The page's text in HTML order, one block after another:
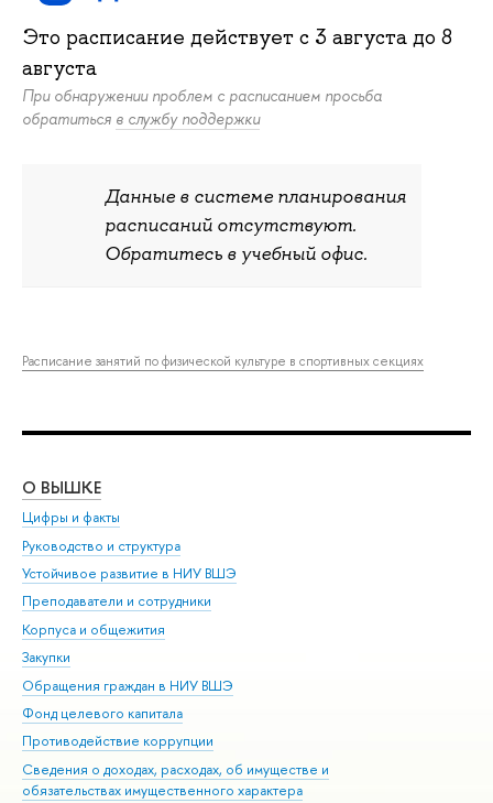
Это расписание действует c 3 августа до 8
августа
При обнаружении проблем с расписанием просьба
обратиться в службу поддержки
Данные в системе планирования
расписаний отсутствуют.
Обратитесь в учебный офис.
Расписание занятий по физической культуре в спортивных секциях
О ВЫШКЕ
Цифры и факты
Руководство и структура
Устойчивое развитие в НИУ ВШЭ
Преподаватели и сотрудники
Корпуса и общежития
Закупки
Обращения граждан в НИУ ВШЭ
Фонд целевого капитала
Противодействие коррупции
Сведения о доходах, расходах, об имуществе и
обязательствах имущественного характера